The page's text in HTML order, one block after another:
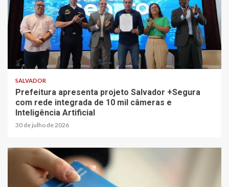
SALVADOR
Prefeitura apresenta projeto Salvador +Segura
com rede integrada de 10 mil câmeras e
Inteligência Artificial
30 de julho de 2026